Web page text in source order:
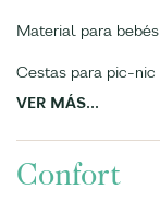
Material para bebés
Cestas para pic-nic
VER MÁS...
Confort